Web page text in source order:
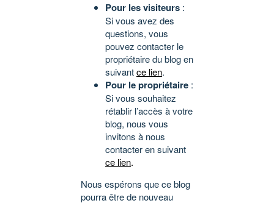
Pour les visiteurs :
Si vous avez des
questions, vous
pouvez contacter le
propriétaire du blog en
suivantce lien.
Pour le propriétaire :
Si vous souhaitez
rétablir l’accès à votre
blog, nous vous
invitons à nous
contacter en suivant
ce lien.
Nous espérons que ce blog
pourra être de nouveau